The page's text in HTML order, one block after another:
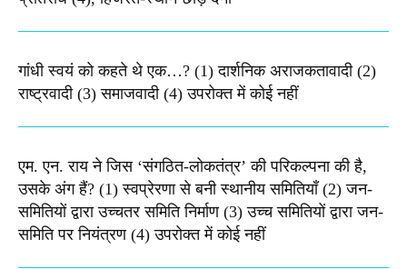
गांधी स्वयं को कहते थे एक…? (1) दार्शनिक अराजकतावादी (2)
राष्ट्रवादी (3) समाजवादी (4) उपरोक्त में कोई नहीं
एम. एन. राय ने जिस ‘संगठित-लोकतंत्र’ की परिकल्पना की है,
उसके अंग हैं? (1) स्वप्रेरणा से बनी स्थानीय समितियाँ (2) जन-
समितियों द्वारा उच्चतर समिति निर्माण (3) उच्च समितियों द्वारा जन-
समिति पर नियंत्रण (4) उपरोक्त में कोई नहीं